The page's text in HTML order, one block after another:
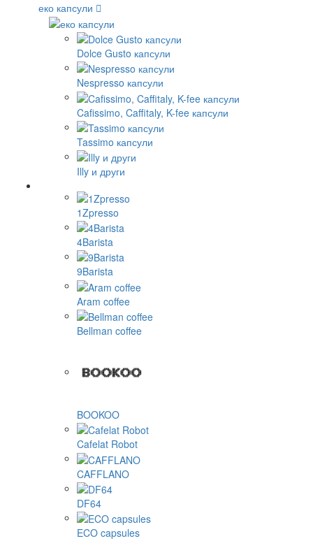
еко капсули
Dolce Gusto капсули
Nespresso капсули
Cafissimo, Caffitaly, K-fee капсули
Tassimo капсули
Illy и други
1Zpresso
4Barista
9Barista
Aram coffee
Bellman coffee
BOOKOO
Cafelat Robot
CAFFLANO
DF64
ECO capsules